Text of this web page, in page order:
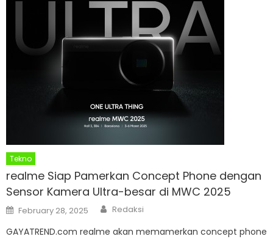
Tekno
realme Siap Pamerkan Concept Phone dengan
Sensor Kamera Ultra-besar di MWC 2025
Posted
on
February 28, 2025 Author
Redaksi
GAYATREND.com realme akan memamerkan concept phone